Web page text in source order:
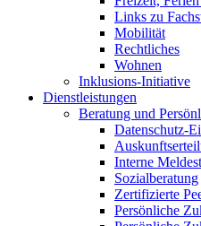
Links zu
Mobilität
Rechtliches
Wohnen
Inklusions-Initiative
Dienstleistungen
Beratung und
Datenschutz-
Interne
Sozialberatung
Zertifizierte
Persönliche